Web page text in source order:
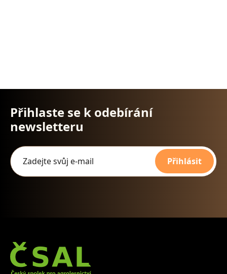
Přihlaste se k odebírání
newsletteru